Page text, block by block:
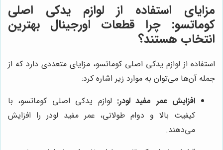
مزایای استفاده از لوازم یدکی اصلی
کوماتسو: چرا قطعات اورجینال بهترین
انتخاب هستند؟
استفاده از لوازم یدکی اصلی کوماتسو، مزایای متعددی دارد که از
جمله آن‌ها می‌توان به موارد زیر اشاره کرد:
افزایش عمر مفید لودر: لوازم یدکی اصلی کوماتسو، با
کیفیت بالا و دوام طولانی، عمر مفید لودر را افزایش
می‌دهند.